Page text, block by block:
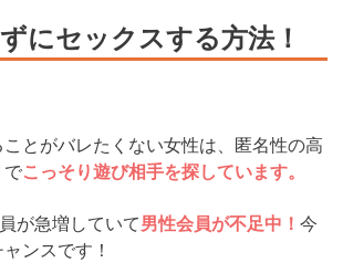
にセックスする方法！
とがバレたくない女性は、匿名性の高
でこっそり遊び相手を探しています。
が急増していて男性会員が不足中！ 今
ンスです！